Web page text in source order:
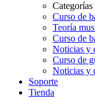
Categorías
Curso de
Teoría
Curso de
Noticias y
Curso de
Noticias y
Soporte
Tienda